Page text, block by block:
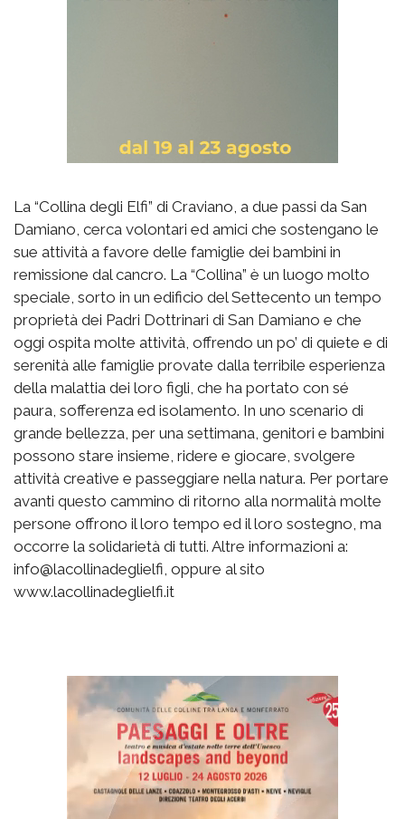
La “Collina degli Elfi” di Craviano, a due passi da San
Damiano, cerca volontari ed amici che sostengano le
sue attività a favore delle famiglie dei bambini in
remissione dal cancro. La “Collina” è un luogo molto
speciale, sorto in un edificio del Settecento un tempo
proprietà dei Padri Dottrinari di San Damiano e che
oggi ospita molte attività, offrendo un po’ di quiete e di
serenità alle famiglie provate dalla terribile esperienza
della malattia dei loro figli, che ha portato con sé
paura, sofferenza ed isolamento. In uno scenario di
grande bellezza, per una settimana, genitori e bambini
possono stare insieme, ridere e giocare, svolgere
attività creative e passeggiare nella natura. Per portare
avanti questo cammino di ritorno alla normalità molte
persone offrono il loro tempo ed il loro sostegno, ma
occorre la solidarietà di tutti. Altre informazioni a:
info@lacollinadeglielfi, oppure al sito
www.lacollinadeglielfi.it